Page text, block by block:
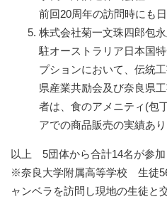
前回20周年の訪問時にも
株式会社菊一文珠四郎包
駐オーストラリア日本国
プションにおいて、伝統
県産業共励会及び奈良県
者は、食のアメニティ(包
アでの商品販売の実績あり
以上 5団体から合計14名が参加
※奈良大学附属高等学校 生徒
ャンベラを訪問し現地の生徒と